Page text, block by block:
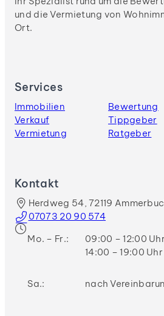
und die Vermietung von
Ort.
Services
Immobilien
Verkauf
Vermietung
Bewertung
Tippgeber
Ratgeber
Kontakt
Herdweg 54, 72119
07073 20 90 574
Mo. – Fr.:
09:00 – 12:00
14:00 – 19:00 Uhr
Sa.: nach